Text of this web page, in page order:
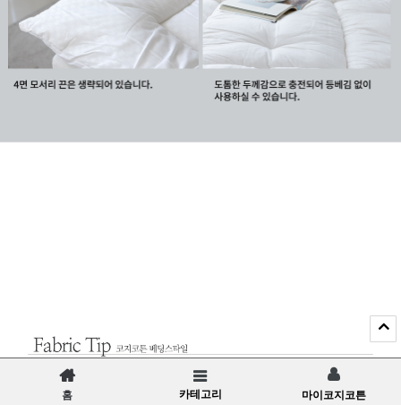
홈 카테고리 마이코지코튼